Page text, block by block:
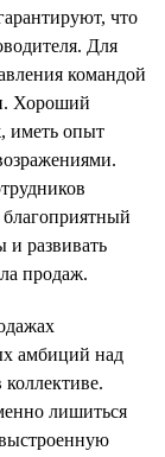
что
Для
командой
Хороший
иметь опыт
и развивать
продаж.
амбиций над
лишиться